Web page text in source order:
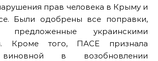
прав человека в Крыму и
Были одобрены все поправки,
предложенные украинскими
Кроме того, ПАСЕ признала
в возобновлении